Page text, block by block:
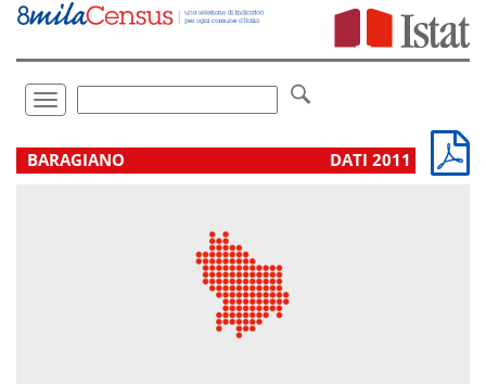
Vai
direttamente
Toggle
navigation
.
BARAGIANO DATI 2011